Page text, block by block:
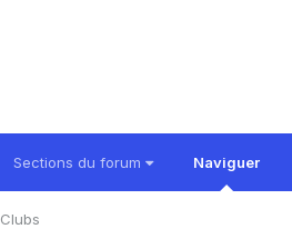
Sections du forum Naviguer
Clubs